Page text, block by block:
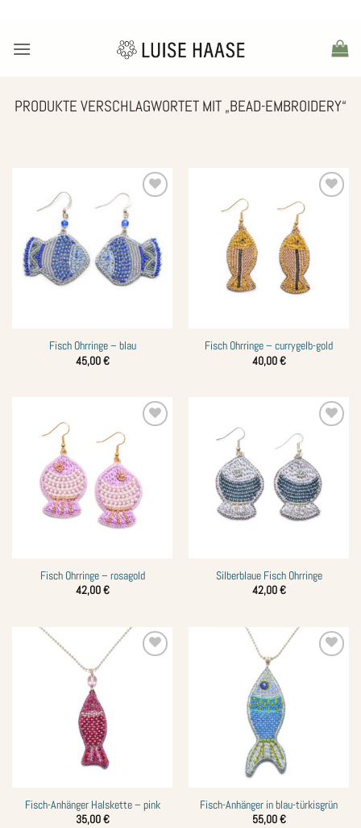
springen
PRODUKTE VERSCHLAGWORTET MIT „BEAD-EMBROIDERY“
Wunschliste
hinzufügen
Fisch Ohrringe – blau
45,00€
Wunschliste
hinzufügen
Fisch Ohrringe – currygelb-gold
40,00€
Wunschliste
Fisch Ohrringe – rosagold
42,00€
Wunschliste
hinzufügen
Silberblaue Fisch Ohrringe
42,00€
Fisch-Anhänger Halskette – pink
35,00€
Fisch-Anhänger in blau-türkisgrün
55,00€